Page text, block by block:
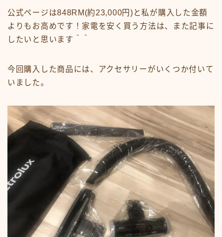
公式ページは848RM(約23,000円)と私が購入した金額
よりもお高めです！家電を安く買う方法は、また記事に
したいと思います＾＾
今回購入した商品には、アクセサリーがいくつか付いて
いました。